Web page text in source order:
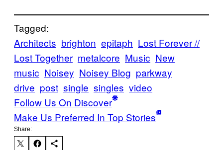
Tagged:
Architects brighton epitaph Lost Forever //
Lost Together metalcore Music New
music Noisey Noisey Blog parkway
drive post single singles video
Follow Us On Discover
Make Us Preferred In Top Stories
Share: